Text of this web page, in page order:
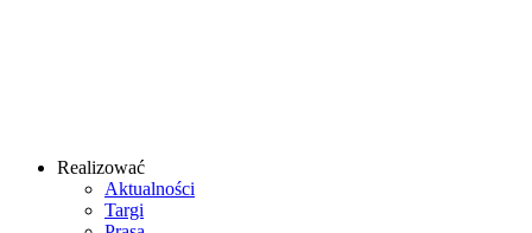
Realizować
Aktualności
Targi